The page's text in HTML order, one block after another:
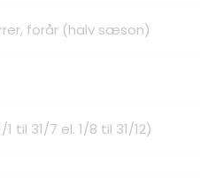
forår (halv sæson)
til 31/7 el. 1/8 til 31/12)